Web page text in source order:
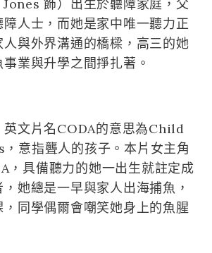
飾）出生於聽障家庭，父
人士，而她是家中唯一聽力正
與外界溝通的橋樑，高三的她
業與升學之間掙扎著。
英文片名CODA的意思為Child
意指聾人的孩子。本片女主角
，具備聽力的她一出生就註定成
她總是一早與家人出海捕魚，
同學偶爾會嘲笑她身上的魚腥